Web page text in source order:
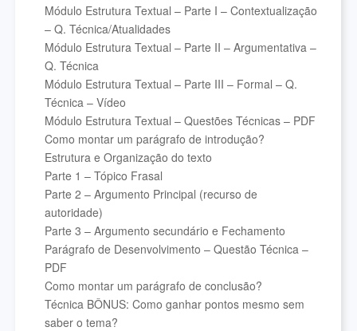
Módulo Estrutura Textual – Parte I – Contextualização
– Q. Técnica/Atualidades
Módulo Estrutura Textual – Parte II – Argumentativa –
Q. Técnica
Módulo Estrutura Textual – Parte III – Formal – Q.
Técnica – Vídeo
Módulo Estrutura Textual – Questões Técnicas – PDF
Como montar um parágrafo de introdução?
Estrutura e Organização do texto
Parte 1 – Tópico Frasal
Parte 2 – Argumento Principal (recurso de
autoridade)
Parte 3 – Argumento secundário e Fechamento
Parágrafo de Desenvolvimento – Questão Técnica –
PDF
Como montar um parágrafo de conclusão?
Técnica BÔNUS: Como ganhar pontos mesmo sem
saber o tema?